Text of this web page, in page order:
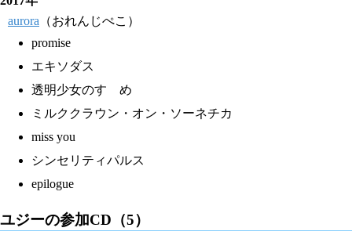
aurora （おれんじぺこ）
promise
エキソダス
透明少女のすゝめ
ミルククラウン・オン・ソーネチカ
miss you
シンセリティパルス
epilogue
ユジーの参加CD（5）